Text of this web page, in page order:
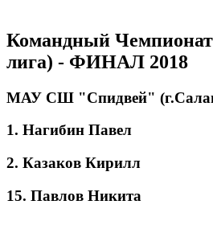
Командный Чемпионат
лига) - ФИНАЛ 2018
МАУ СШ "Спидвей"
1. Нагибин Павел
2. Казаков Кирилл
15. Павлов Никита